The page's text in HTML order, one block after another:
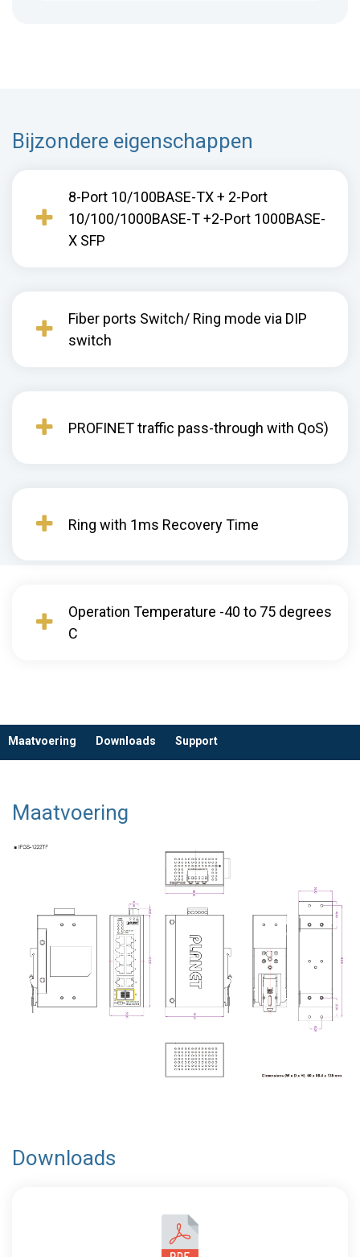
Bijzondere eigenschappen
8-Port 10/100BASE-TX + 2-Port
10/100/1000BASE-T +2-Port 1000BASE-
X SFP
Fiber ports Switch/ Ring mode via DIP
switch
PROFINET traffic pass-through with QoS)
Ring with 1ms Recovery Time
Operation Temperature -40 to 75 degrees
C
Maatvoering Downloads Support
Maatvoering
Downloads